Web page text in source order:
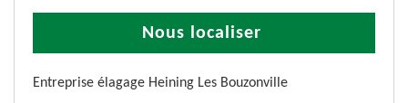
Nous localiser
Entreprise élagage Heining Les Bouzonville